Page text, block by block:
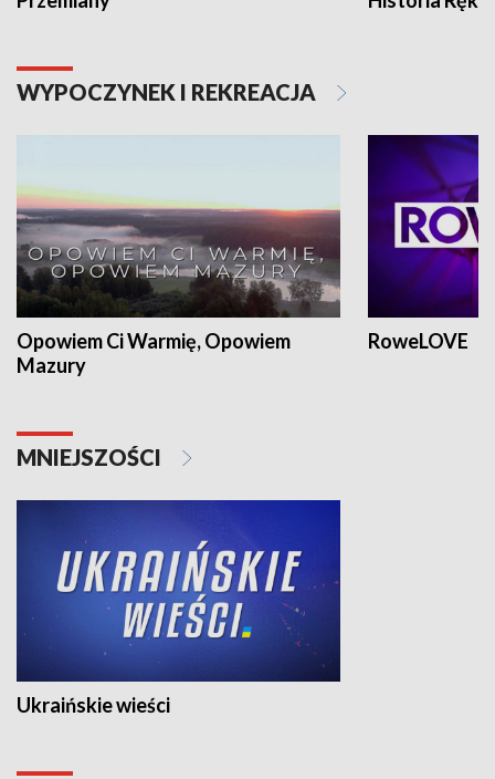
WYPOCZYNEK I REKREACJA
Opowiem Ci Warmię, Opowiem
Mazury
RoweLOVE
MNIEJSZOŚCI
Ukraińskie wieści